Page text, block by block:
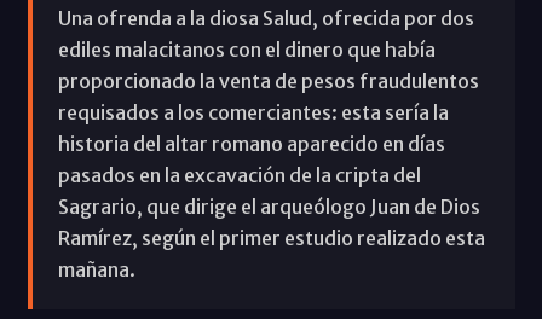
Una ofrenda a la diosa Salud, ofrecida por dos
ediles malacitanos con el dinero que había
proporcionado la venta de pesos fraudulentos
requisados a los comerciantes: esta sería la
historia del altar romano aparecido en días
pasados en la excavación de la cripta del
Sagrario, que dirige el arqueólogo Juan de Dios
Ramírez, según el primer estudio realizado esta
mañana.